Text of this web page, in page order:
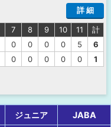
詳 細
7 8 9 10 11
計
0 0 0 0 5
6
0 0 0 0 0
1
ジュニア JABA